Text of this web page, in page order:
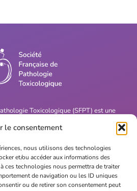
le consentement
nous utilisons des technologies
et/ou accéder aux informations des
ces technologies nous permettra de traiter
de navigation ou les ID uniques
ou de retirer son consentement peut
Toxicologique (SFPT) est une
toxicologique.